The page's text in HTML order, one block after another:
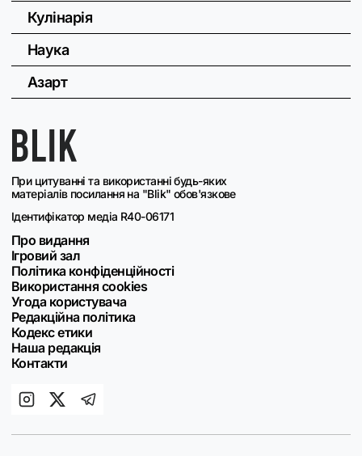
При цитуванні та використанні будь-яких
матеріалів посилання на "Blik" обов'язкове
Ідентифікатор медіа R40-06171
Про видання
Ігровий зал
Політика конфіденційності
Використання cookies
Угода користувача
Редакційна політика
Кодекс етики
Наша редакція
Контакти
Кулінарія
Наука
Азарт